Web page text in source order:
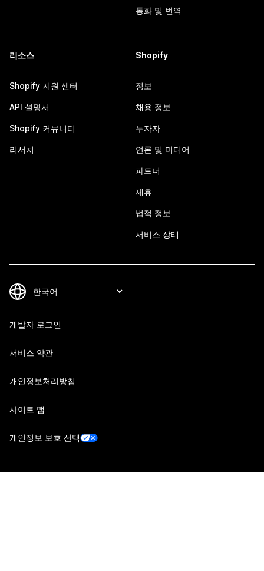
통화 및 번역
리소스
Shopify 지원 센터
API 설명서
Shopify 커뮤니티
리서치
Shopify
정보
채용 정보
투자자
언론 및 미디어
파트너
제휴
법적 정보
서비스 상태
개발자 로그인
서비스 약관
개인정보처리방침
사이트 맵
개인정보 보호 선택